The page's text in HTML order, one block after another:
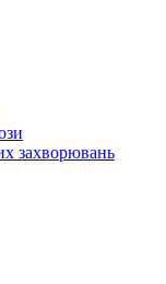
захворювань